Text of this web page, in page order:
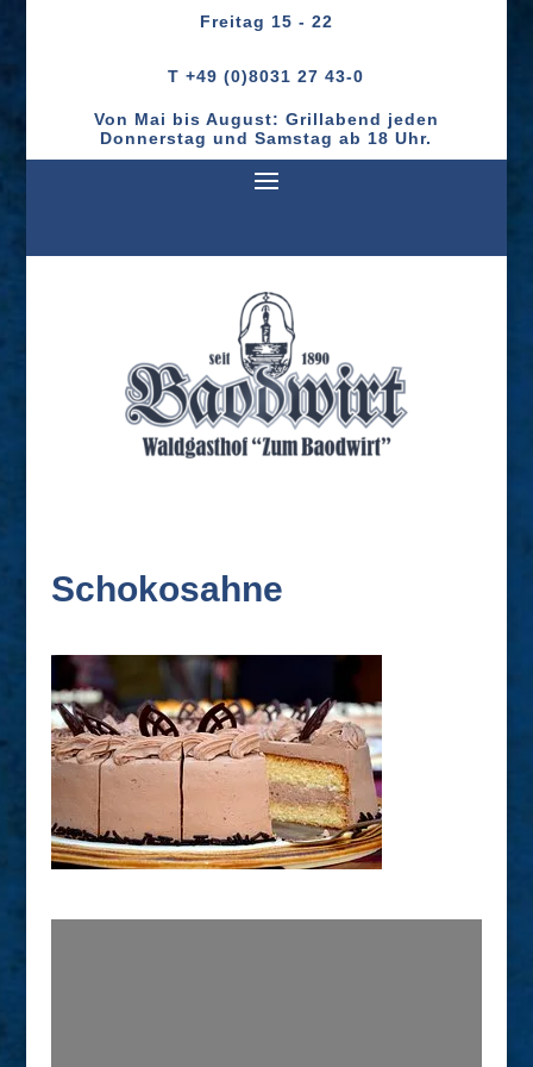
Freitag 15 - 22
T +49 (0)8031 27 43-0
Von Mai bis August: Grillabend jeden
Donnerstag und Samstag ab 18 Uhr.
Schokosahne